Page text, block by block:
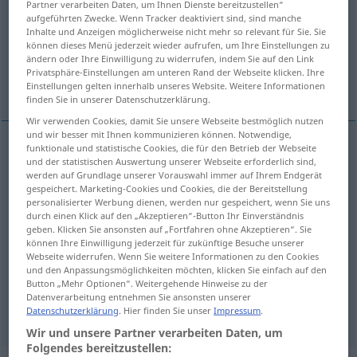
Übersicht aller Übersetzungen
(Für mehr Details die Übersetzung anklicken/antippen)
because since, as
because weilGrund angebend
since weil da
weilda
Partner verarbeiten Daten, um Ihnen Dienste bereitzustellen“
aufgeführten Zwecke. Wenn Tracker deaktiviert sind, sind manche
Inhalte und Anzeigen möglicherweise nicht mehr so relevant für Sie. Sie
können dieses Menü jederzeit wieder aufrufen, um Ihre Einstellungen zu
ändern oder Ihre Einwilligung zu widerrufen, indem Sie auf den Link
Privatsphäre-Einstellungen am unteren Rand der Webseite klicken. Ihre
Einstellungen gelten innerhalb unseres Website. Weitere Informationen
finden Sie in unserer Datenschutzerklärung.
Wir verwenden Cookies, damit Sie unsere Webseite bestmöglich nutzen
und wir besser mit Ihnen kommunizieren können. Notwendige,
funktionale und statistische Cookies, die für den Betrieb der Webseite
und der statistischen Auswertung unserer Webseite erforderlich sind,
werden auf Grundlage unserer Vorauswahl immer auf Ihrem Endgerät
gespeichert. Marketing-Cookies und Cookies, die der Bereitstellung
personalisierter Werbung dienen, werden nur gespeichert, wenn Sie uns
durch einen Klick auf den „Akzeptieren“-Button Ihr Einverständnis
geben. Klicken Sie ansonsten auf „Fortfahren ohne Akzeptieren“. Sie
können Ihre Einwilligung jederzeit für zukünftige Besuche unserer
Webseite widerrufen. Wenn Sie weitere Informationen zu den Cookies
und den Anpassungsmöglichkeiten möchten, klicken Sie einfach auf den
Button „Mehr Optionen“. Weitergehende Hinweise zu der
Datenverarbeitung entnehmen Sie ansonsten unserer
Datenschutzerklärung. Hier finden Sie unserImpressum.
Wir und unsere Partner verarbeiten Daten, um
Folgendes bereitzustellen: